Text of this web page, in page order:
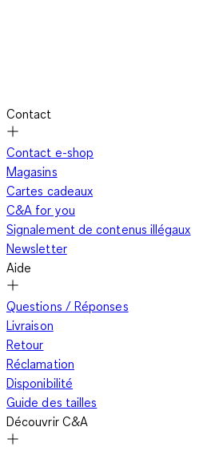
Contact
Contact e-shop
Magasins
Cartes cadeaux
C&A for you
Signalement de contenus illégaux
Newsletter
Aide
Questions / Réponses
Livraison
Retour
Réclamation
Disponibilité
Guide des tailles
Découvrir C&A